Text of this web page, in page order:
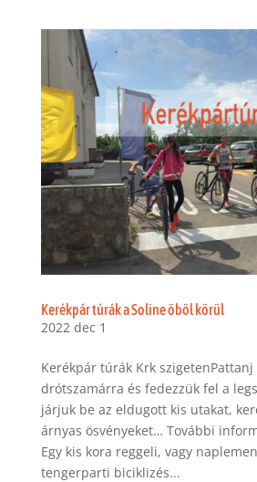
Kerékpár túrák a Soline öböl körül
2022 dec 1
Kerékpár túrák Krk szigetenPattanj
drótszamárra és fedezzük fel a
járjuk be az eldugott kis utakat,
árnyas ösvényeket… További
Egy kis kora reggeli, vagy
tengerparti biciklizés...